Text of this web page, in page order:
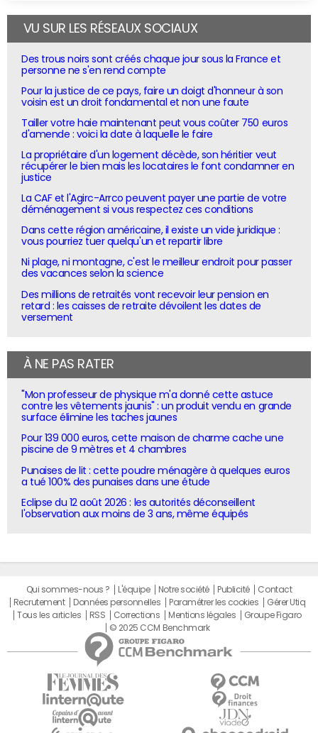
VU SUR LES RÉSEAUX SOCIAUX
Des trous noirs sont créés chaque jour sous la France et
personne ne s'en rend compte
Pour la justice de ce pays, faire un doigt d'honneur à son
voisin est un droit fondamental et non une faute
Tailler votre haie maintenant peut vous coûter 750 euros
d'amende : voici la date à laquelle le faire
La propriétaire d'un logement décède, son héritier veut
récupérer le bien mais les locataires le font condamner en
justice
La CAF et l'Agirc-Arrco peuvent payer une partie de votre
déménagement si vous respectez ces conditions
Dans cette région américaine, il existe un vide juridique :
vous pourriez tuer quelqu'un et repartir libre
Ni plage, ni montagne, c'est le meilleur endroit pour passer
des vacances selon la science
Des millions de retraités vont recevoir leur pension en
retard : les caisses de retraite dévoilent les dates de
versement
À NE PAS RATER
"Mon professeur de physique m'a donné cette astuce
contre les vêtements jaunis" : un produit vendu en grande
surface élimine les taches jaunes
Pour 139 000 euros, cette maison de charme cache une
piscine de 9 mètres et 4 chambres
Punaises de lit : cette poudre ménagère à quelques euros
a tué 100% des punaises dans une étude
Eclipse du 12 août 2026 : les autorités déconseillent
l'observation aux moins de 3 ans, même équipés
Qui sommes-nous ? L'équipe Notre société Publicité
Contact
Recrutement
Données personnelles Paramétrer les cookies
Gérer Utiq
Tous les articles
RSS Corrections Mentions légales
Groupe Figaro
© 2025 CCM Benchmark